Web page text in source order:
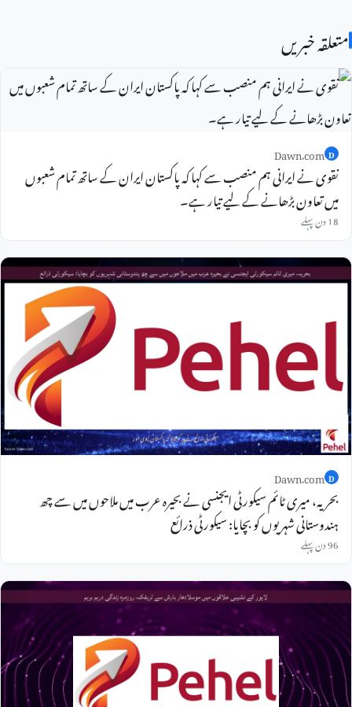
متعلقہ خبریں
D
Dawn.com
نقوی نے ایرانی ہم منصب سے کہا کہ پاکستان ایران کے ساتھ تمام شعبوں
میں تعاون بڑھانے کے لیے تیار ہے۔
18 دن پہلے
D
Dawn.com
بحریہ، میری ٹائم سیکورٹی ایجنسی نے بحیرہ عرب میں ملاحوں میں سے چھ
ہندوستانی شہریوں کو بچایا: سیکورٹی ذرائع
96 دن پہلے